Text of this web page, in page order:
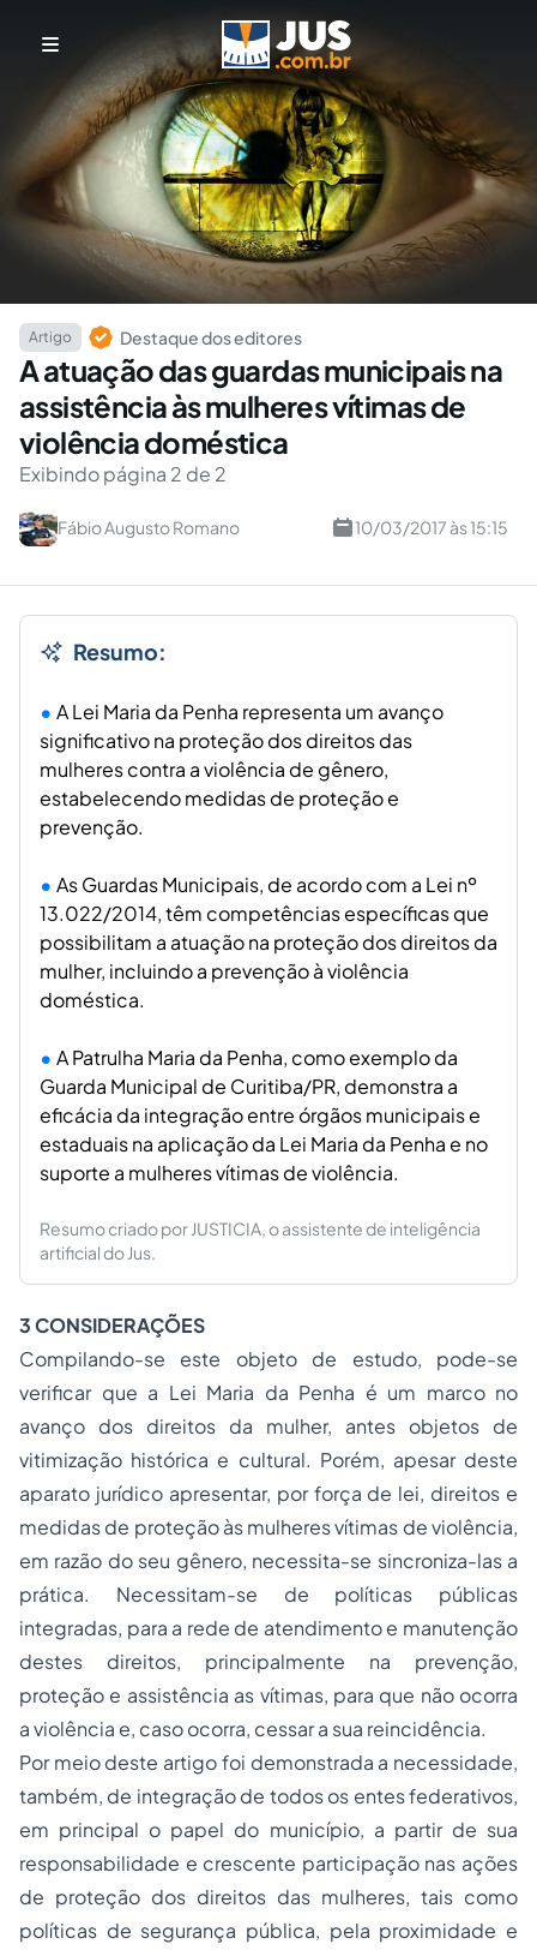
Artigo Destaque dos editores
A atuação das guardas municipais na
assistência às mulheres vítimas de
violência doméstica
Exibindo página 2 de 2
Fábio Augusto Romano 10/03/2017 às 15:15
Resumo:
A Lei Maria da Penha representa um avanço
significativo na proteção dos direitos das
mulheres contra a violência de gênero,
estabelecendo medidas de proteção e
prevenção.
As Guardas Municipais, de acordo com a Lei nº
13.022/2014, têm competências específicas que
possibilitam a atuação na proteção dos direitos da
mulher, incluindo a prevenção à violência
doméstica.
A Patrulha Maria da Penha, como exemplo da
Guarda Municipal de Curitiba/PR, demonstra a
eficácia da integração entre órgãos municipais e
estaduais na aplicação da Lei Maria da Penha e no
suporte a mulheres vítimas de violência.
Resumo criado por JUSTICIA, o assistente de inteligência
artificial do Jus.
3 CONSIDERAÇÕES
Compilando-se este objeto de estudo, pode-se
verificar que a Lei Maria da Penha é um marco no
avanço dos direitos da mulher, antes objetos de
vitimização histórica e cultural. Porém, apesar deste
aparato jurídico apresentar, por força de lei, direitos e
medidas de proteção às mulheres vítimas de violência,
em razão do seu gênero, necessita-se sincroniza-las a
prática. Necessitam-se de políticas públicas
integradas, para a rede de atendimento e manutenção
destes direitos, principalmente na prevenção,
proteção e assistência as vítimas, para que não ocorra
a violência e, caso ocorra, cessar a sua reincidência.
Por meio deste artigo foi demonstrada a necessidade,
também, de integração de todos os entes federativos,
em principal o papel do município, a partir de sua
responsabilidade e crescente participação nas ações
de proteção dos direitos das mulheres, tais como
políticas de segurança pública, pela proximidade e